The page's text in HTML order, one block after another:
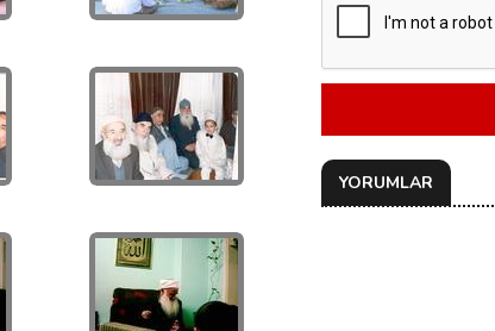
YORUMLAR